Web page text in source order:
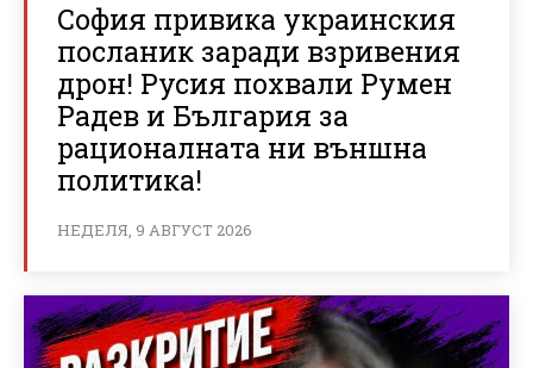
София привика украинския
посланик заради взривения
дрон! Русия похвали Румен
Радев и България за
рационалната ни външна
политика!
НЕДЕЛЯ, 9 АВГУСТ 2026